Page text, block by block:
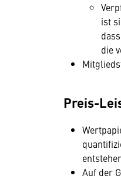
ist
die
Preis-
Auf der